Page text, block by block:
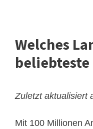
Welches
Zuletzt aktualisiert
Mit 100 Millionen